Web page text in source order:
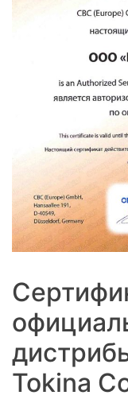
Tokina